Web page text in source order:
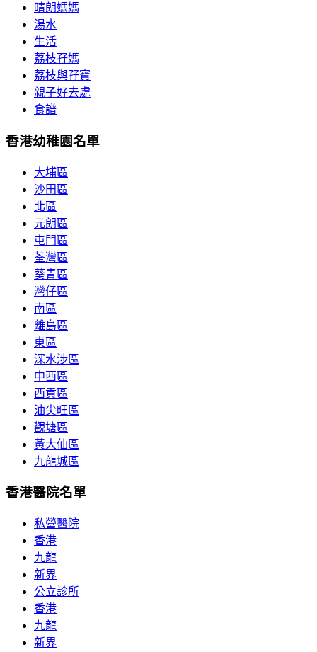
晴朗媽媽
湯水
生活
荔枝孖媽
荔枝與孖寶
親子好去處
食譜
香港幼稚園名單
大埔區
沙田區
北區
元朗區
屯門區
荃灣區
葵青區
灣仔區
南區
離島區
東區
深水涉區
中西區
西貢區
油尖旺區
觀塘區
黃大仙區
九龍城區
香港醫院名單
私營醫院
香港
九龍
新界
公立診所
香港
九龍
新界